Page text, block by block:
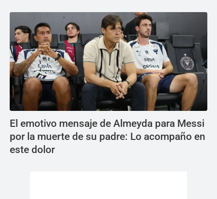
El emotivo mensaje de Almeyda para Messi
por la muerte de su padre: Lo acompaño en
este dolor